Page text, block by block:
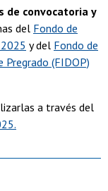
de convocatoria y
del Fondo de
y del Fondo de
(FIDOP)
a través del